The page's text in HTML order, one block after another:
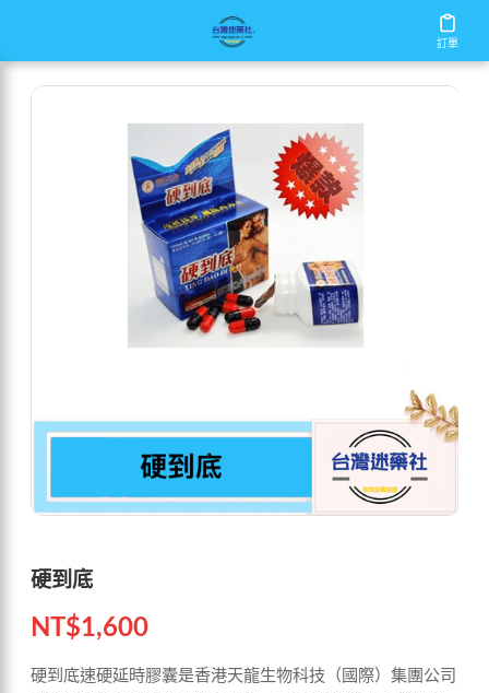
訂單
訂單
/ 硬到底
硬到底
NT$1,600
硬到底速硬延時膠囊是香港天龍生物科技（國際）集團公司